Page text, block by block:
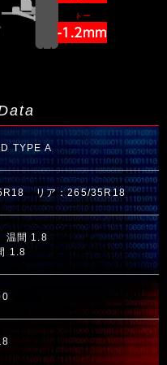
トー
-1.2mm
TYPE A
リア：265/35R18
温間 1.8
1.8